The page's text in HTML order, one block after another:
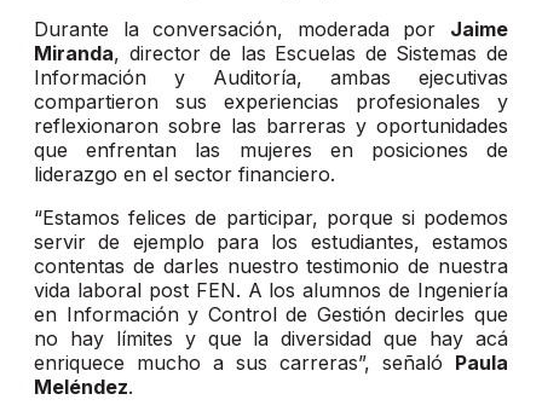
Durante la conversación, moderada por Jaime
Miranda, director de las Escuelas de Sistemas de
Información y Auditoría, ambas ejecutivas
compartieron sus experiencias profesionales y
reflexionaron sobre las barreras y oportunidades
que enfrentan las mujeres en posiciones de
liderazgo en el sector financiero.
“Estamos felices de participar, porque si podemos
servir de ejemplo para los estudiantes, estamos
contentas de darles nuestro testimonio de nuestra
vida laboral post FEN. A los alumnos de Ingeniería
en Información y Control de Gestión decirles que
no hay límites y que la diversidad que hay acá
enriquece mucho a sus carreras”, señaló Paula
Meléndez.